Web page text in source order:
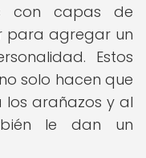
con capas de
para agregar un
Estos
solo hacen que
los arañazos y al
le dan un